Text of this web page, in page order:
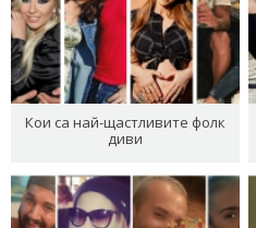
Кои са най-щастливите фолк
диви